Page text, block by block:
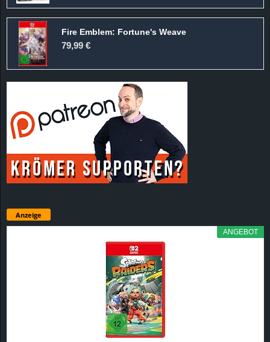
Fire Emblem: Fortune's Weave
79,99 €
Anzeige
ANGEBOT